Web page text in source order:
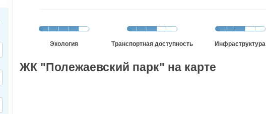
Экология Транспортная доступность Инфраструктура
ЖК "Полежаевский парк" на карте